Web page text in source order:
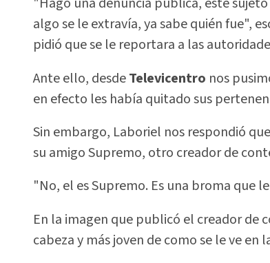
algo se le extravía, ya sabe quién fue",
pidió que se le reportara a las
Ante ello, desdeTelevicentro nos
en efecto les había quitado sus
Sin embargo, Laboriel nos respondió
su amigo Supremo, otro creador de
"No, el es Supremo. Es una broma que
En la imagen que publicó el creador de
cabeza y más joven de como se le ve en